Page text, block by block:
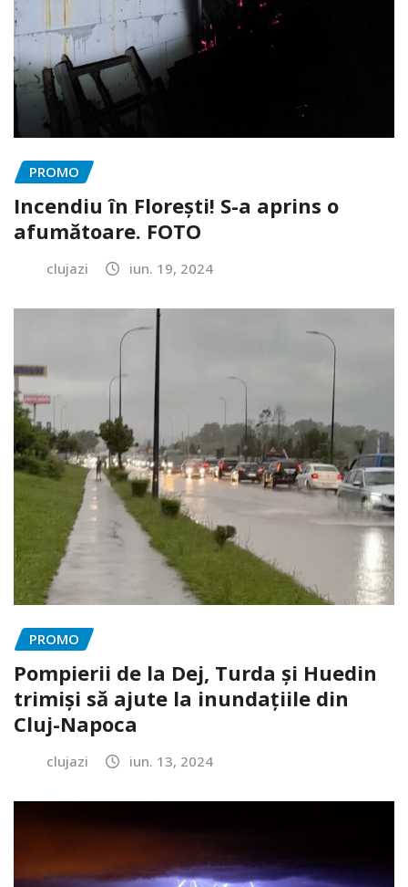
PROMO
Incendiu în Florești! S-a aprins o
afumătoare. FOTO
clujazi iun. 19, 2024
PROMO
Pompierii de la Dej, Turda și Huedin
trimiși să ajute la inundațiile din
Cluj-Napoca
clujazi iun. 13, 2024